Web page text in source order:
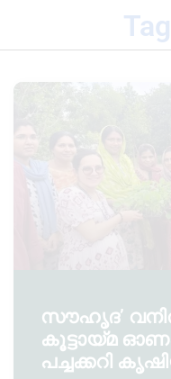
സൗഹൃദ’
കൂട്ടായ്മ
പച്ചക്കറി